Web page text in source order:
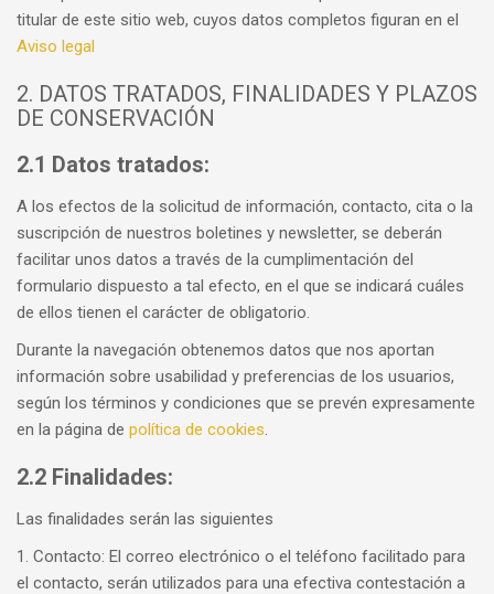
titular de este sitio web, cuyos datos completos figuran en el
Aviso legal
2. DATOS TRATADOS, FINALIDADES Y PLAZOS
DE CONSERVACIÓN
2.1 Datos tratados:
A los efectos de la solicitud de información, contacto, cita o la
suscripción de nuestros boletines y newsletter, se deberán
facilitar unos datos a través de la cumplimentación del
formulario dispuesto a tal efecto, en el que se indicará cuáles
de ellos tienen el carácter de obligatorio.
Durante la navegación obtenemos datos que nos aportan
información sobre usabilidad y preferencias de los usuarios,
según los términos y condiciones que se prevén expresamente
en la página de política de cookies.
2.2 Finalidades:
Las finalidades serán las siguientes
1. Contacto: El correo electrónico o el teléfono facilitado para
el contacto, serán utilizados para una efectiva contestación a